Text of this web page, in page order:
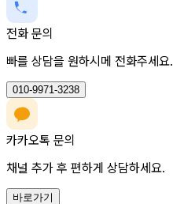
전화 문의
빠를 상담을 원하시메 전화주세요.
010-9971-3238
카카오톡 문의
채널 추가 후 편하게 상담하세요.
바로가기